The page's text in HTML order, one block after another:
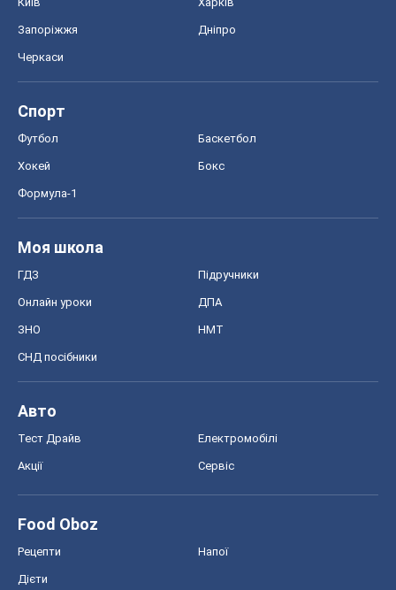
Запоріжжя Дніпро
Черкаси
Спорт
Футбол Баскетбол
Хокей Бокс
Формула-1
Моя школа
ГДЗ Підручники
Онлайн уроки ДПА
ЗНО НМТ
СНД посібники
Авто
Тест Драйв Електромобілі
Акції Сервіс
Food Oboz
Рецепти Напої
Дієти